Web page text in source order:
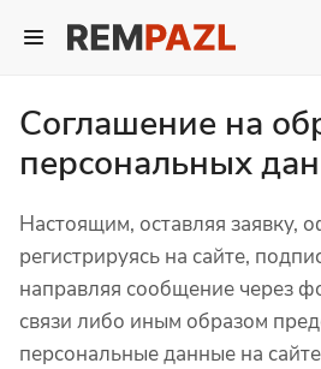
Соглашение на
персональных
Настоящим, оставляя заявку,
регистрируясь на сайте,
направляя сообщение через
связи либо иным образом
персональные данные на